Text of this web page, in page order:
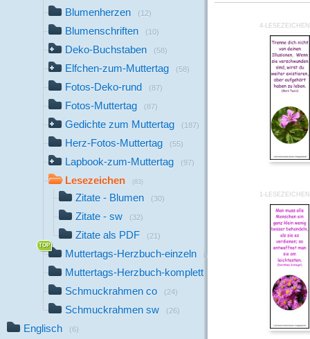
Blumenherzen (12)
Blumenschriften (10)
Deko-Buchstaben (58)
Elfchen-zum-Muttertag (58)
Fotos-Deko-rund (87)
Fotos-Muttertag (87)
Gedichte zum Muttertag (187)
Herz-Fotos-Muttertag (55)
Lapbook-zum-Muttertag (97)
Lesezeichen (83)
Zitate - Blumen (30)
Zitate - sw (32)
Zitate als PDF (21)
Muttertags-Herzbuch-einzeln (61)
Muttertags-Herzbuch-komplett
Schmuckrahmen co (24)
Schmuckrahmen sw (26)
Englisch (6)
4-
1-